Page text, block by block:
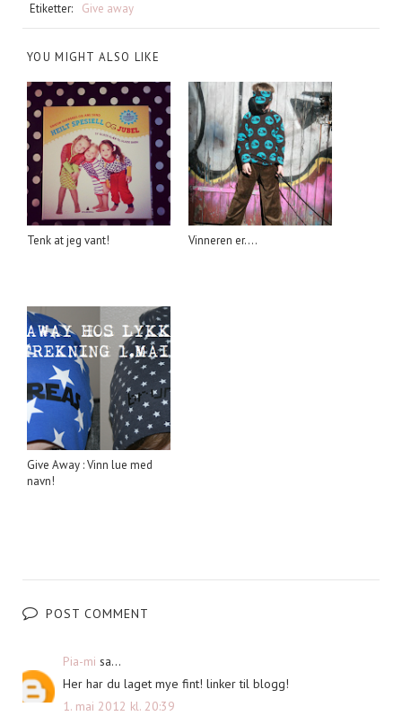
Etiketter: Give away
YOU MIGHT ALSO LIKE
Tenk at jeg vant! Vinneren er....
Give Away : Vinn lue med
navn!
POST COMMENT
Pia-mi sa...
Her har du laget mye fint! linker til blogg!
1. mai 2012 kl. 20:39